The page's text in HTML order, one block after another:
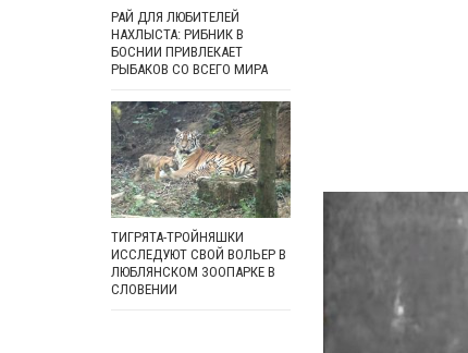
РАЙ ДЛЯ ЛЮБИТЕЛЕЙ
НАХЛЫСТА: РИБНИК В
БОСНИИ ПРИВЛЕКАЕТ
РЫБАКОВ СО ВСЕГО МИРА
ТИГРЯТА-ТРОЙНЯШКИ
ИССЛЕДУЮТ СВОЙ ВОЛЬЕР В
ЛЮБЛЯНСКОМ ЗООПАРКЕ В
СЛОВЕНИИ